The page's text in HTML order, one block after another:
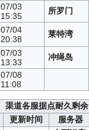
07/03
15:35
所罗门
07/04
20:38
莱特湾
07/03
13:33
冲绳岛
07/08
11:08
渠道各服据点耐久剩余
更新时间 服务器